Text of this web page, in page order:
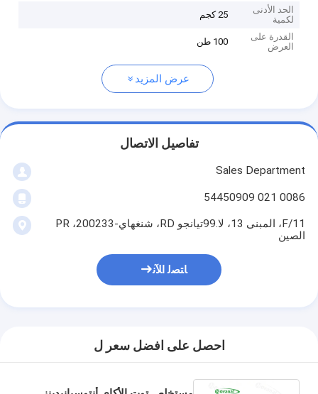
الحد الأدنى
لكمية
25 كجم
القدرة على
العرض
100 طن
عرض المزيد
تفاصيل الاتصال
Sales Department
0086 021 54450909
11/F، المبنى 13، لا.99تيانجو RD، شنغهاي-200233، PR
الصين
ﺎﺘﺼﻟ ﺍﻶﻧ
احصل على افضل سعر ل